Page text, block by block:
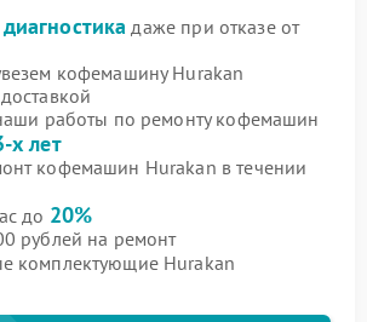
даже при отказе от
кофемашину Hurakan
работы по ремонту кофемашин
х лет
кофемашин Hurakan в течении
до 20%
рублей на ремонт
комплектующие Hurakan